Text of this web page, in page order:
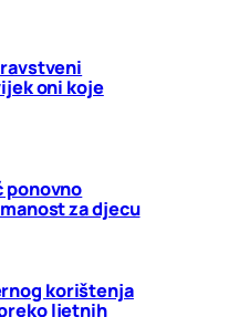
oni koje
ponovno
za djecu
korištenja
ljetnih